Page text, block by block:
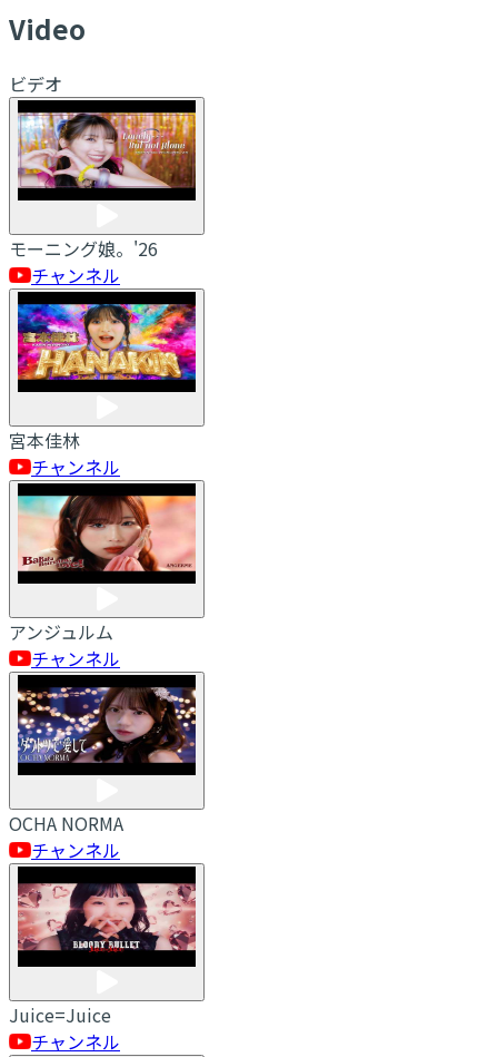
Video
ビデオ
モーニング娘。'26
チャンネル
宮本佳林
チャンネル
アンジュルム
チャンネル
OCHA NORMA
チャンネル
Juice=Juice
チャンネル